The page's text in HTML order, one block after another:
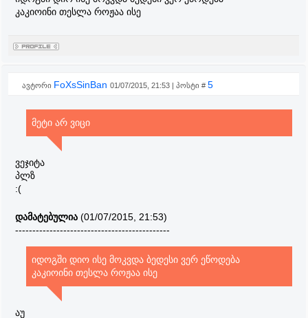
კაკიოინი თესლა როჟაა ისე
ავტორი FoXsSinBan 01/07/2015, 21:53 | პოსტი # 5
მეტი არ ვიცი
ვეჯიტა
პლზ
:(
დამატებულია (01/07/2015, 21:53)
---------------------------------------------
იდოგში დიო ისე მოკვდა ბედესი ვერ ეწოდება
კაკიოინი თესლა როჟაა ისე
აუ